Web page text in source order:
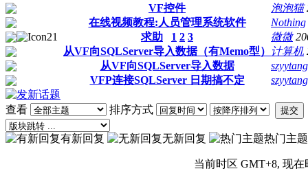
VF控件
泡泡猫
在线视频教程:人员管理系统软件
Nothing
求助
1 2 3 微微
从VF向SQLServer导入数据（有Memo型）
计算机
从VF向SQLServer导入数据
szyytang
VFP连接SQLServer 日期搞不定
szyytang
查看 排序方式 提交
有新回复 无新回复 热门主题
当前时区 GMT+8, 现在